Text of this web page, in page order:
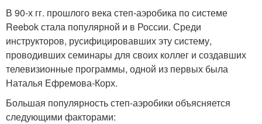
В 90-х гг. прошлого века степ-аэробика по системе
Reebok стала популярной и в России. Среди
инструкторов, русифицировавших эту систему,
проводивших семинары для своих коллег и создавших
телевизионные программы, одной из первых была
Наталья Ефремова-Корх.
Большая популярность степ-аэробики объясняется
следующими факторами: